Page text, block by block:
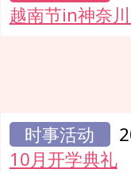
越南节in神奈
时事活动
10月开学典礼